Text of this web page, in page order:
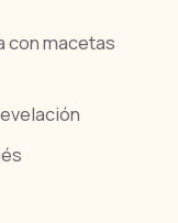
con macetas